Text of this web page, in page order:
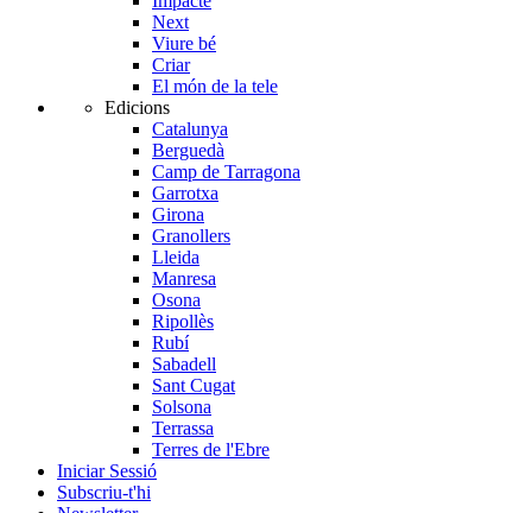
Next
Viure bé
Criar
El món de la tele
Edicions
Catalunya
Berguedà
Camp de Tarragona
Garrotxa
Girona
Granollers
Lleida
Manresa
Osona
Ripollès
Rubí
Sabadell
Sant Cugat
Solsona
Terrassa
Terres de l'Ebre
Iniciar Sessió
Subscriu-t'hi